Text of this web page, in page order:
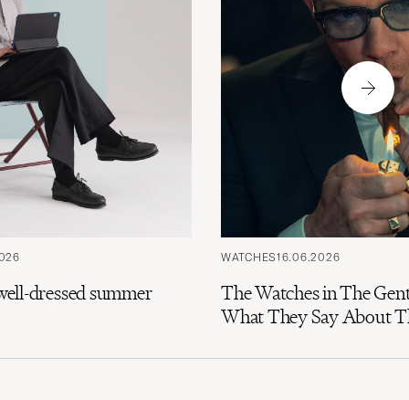
dressed summer
WATCHES16.06.2026
The Watches in The
What They Say About